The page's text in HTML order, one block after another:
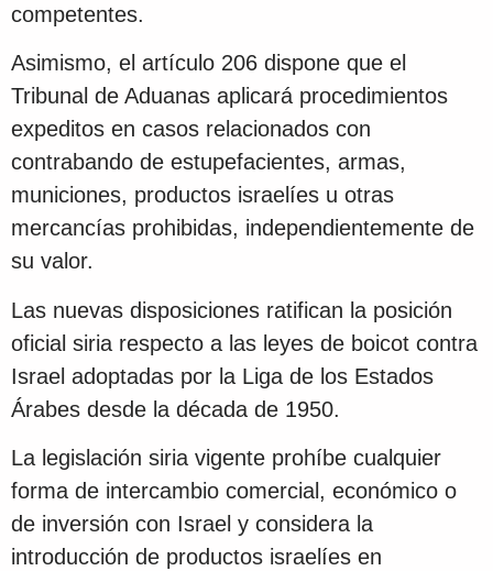
competentes.
Asimismo, el artículo 206 dispone que el
Tribunal de Aduanas aplicará procedimientos
expeditos en casos relacionados con
contrabando de estupefacientes, armas,
municiones, productos israelíes u otras
mercancías prohibidas, independientemente de
su valor.
Las nuevas disposiciones ratifican la posición
oficial siria respecto a las leyes de boicot contra
Israel adoptadas por la Liga de los Estados
Árabes desde la década de 1950.
La legislación siria vigente prohíbe cualquier
forma de intercambio comercial, económico o
de inversión con Israel y considera la
introducción de productos israelíes en